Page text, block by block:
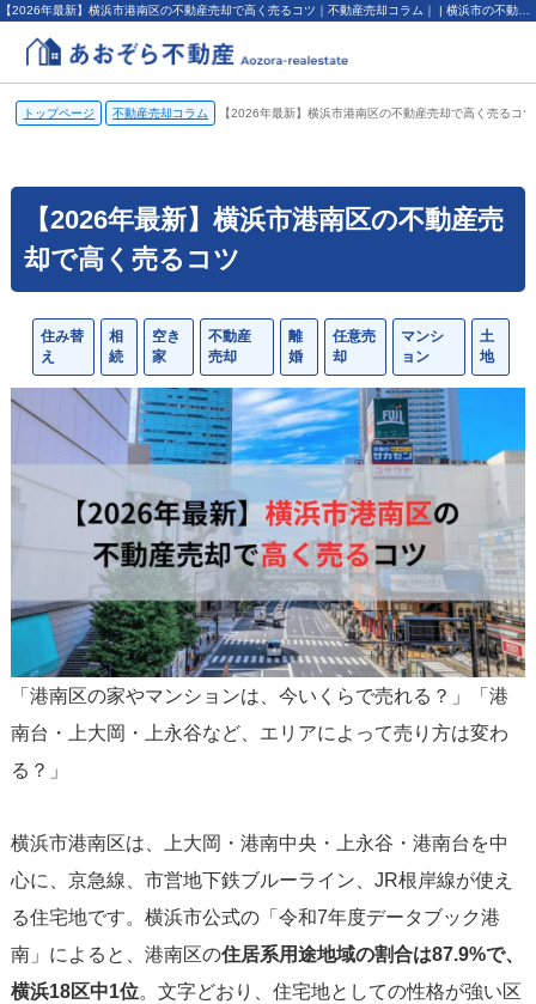
トップページ 不動産売却コラム 【2026年最新】横浜市港南区の不動産売却で高く売るコツ
【2026年最新】横浜市港南区の不動産売
却で高く売るコツ
住み替
え
相
続
空き
家
不動産
売却
離
婚
任意売
却
マンシ
ョン
土
地
「港南区の家やマンションは、今いくらで売れる？」「港
南台・上大岡・上永谷など、エリアによって売り方は変わ
る？」
横浜市港南区は、上大岡・港南中央・上永谷・港南台を中
心に、京急線、市営地下鉄ブルーライン、JR根岸線が使え
る住宅地です。横浜市公式の「令和7年度データブック港
南」によると、港南区の住居系用途地域の割合は87.9%で、
横浜18区中1位。文字どおり、住宅地としての性格が強い区